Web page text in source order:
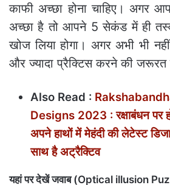
काफी अच्छा होना चाहिए। अगर
अच्छा है तो आपने 5 सेकंड में ही
खोज लिया होगा। अगर अभी भी
और ज्यादा प्रैक्टिस करने की जरूरत
Also Read :
Designs 2023 : रक्षाबंधन पर
अपने हाथों में मेहंदी की लेटेस्ट
साथ है अट्रैक्‍टिव
यहां पर देखें जवाब (Optical illusion